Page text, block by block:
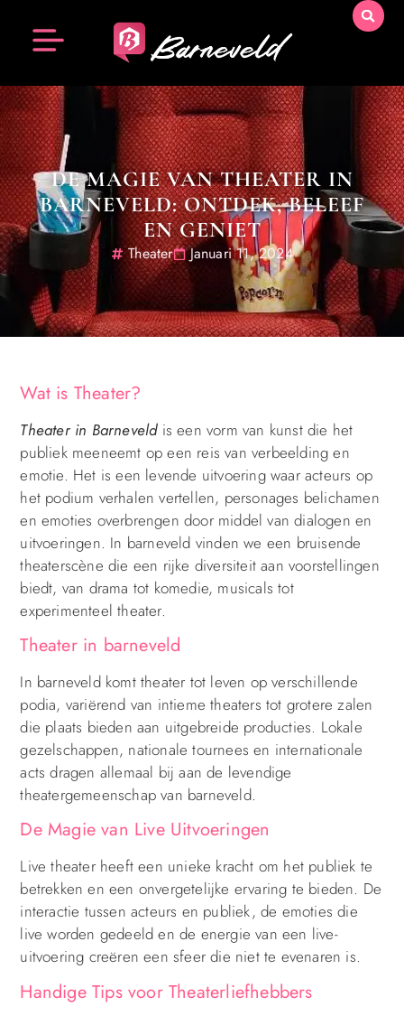
DE MAGIE VAN THEATER IN
BARNEVELD: ONTDEK, BELEEF
EN GENIET
Theater Januari 11, 2024
Wat is Theater?
Theater in Barneveldis een vorm van kunst die het
publiek meeneemt op een reis van verbeelding en
emotie. Het is een levende uitvoering waar acteurs op
het podium verhalen vertellen, personages belichamen
en emoties overbrengen door middel van dialogen en
uitvoeringen. In barneveld vinden we een bruisende
theaterscène die een rijke diversiteit aan voorstellingen
biedt, van drama tot komedie, musicals tot
experimenteel theater.
Theater in barneveld
In barneveld komt theater tot leven op verschillende
podia, variërend van intieme theaters tot grotere zalen
die plaats bieden aan uitgebreide producties. Lokale
gezelschappen, nationale tournees en internationale
acts dragen allemaal bij aan de levendige
theatergemeenschap van barneveld.
De Magie van Live Uitvoeringen
Live theater heeft een unieke kracht om het publiek te
betrekken en een onvergetelijke ervaring te bieden. De
interactie tussen acteurs en publiek, de emoties die
live worden gedeeld en de energie van een live-
uitvoering creëren een sfeer die niet te evenaren is.
Handige Tips voor Theaterliefhebbers